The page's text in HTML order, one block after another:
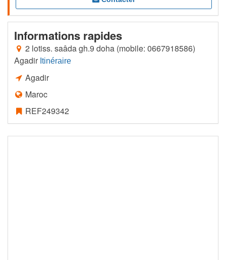
Informations rapides
2 lotiss. saâda gh.9 doha (mobile: 0667918586)
Agadir Itinéraire
Agadir
Maroc
REF249342